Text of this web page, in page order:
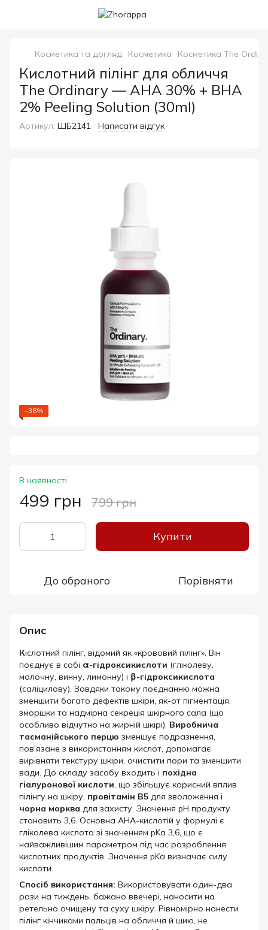
Косметика та догляд Косметика Косметика The
Кислотний пілінг для обличчя
The Ordinary — AHA 30% + BHA
2% Peeling Solution (30ml)
Артикул: ШБ2141 Написати відгук
−38%
В наявності
499 грн 799 грн
Купити
До обраного Порівняти
Опис
Кіслотний пілінг, відомий як «крововий пілінг». Він
поєднує в собі α-гідроксикислоти (гліколеву,
молочну, винну, лимонну) і β-гідроксикислота
(саліцилову). Завдяки такому поєднанню можна
зменшити багато дефектів шкіри, як-от пігментація,
зморшки та надмірна секреція шкірного сала (що
особливо відчутно на жирній шкірі). Виробнича
тасманійського перцю зменшує подразнення,
пов'язане з використанням кислот, допомагає
вирівняти текстуру шкіри, очистити пори та зменшити
вади. До складу засобу входить і похідна
гіалуронової кислоти, що збільшує корисний вплив
пілінгу на шкіру, провітамін В5 для зволоження і
чорна морква для захисту. Значення pH продукту
становить 3,6. Основна AHA-кислотій у формулі є
гліколева кислота зі значенням pKa 3,6, що є
найважливішим параметром під час розроблення
кислотних продуктів. Значення pKa визначає силу
кислоти.
Спосіб використання: Використовувати один-два
рази на тиждень, бажано ввечері, наносити на
ретельно очищену та суху шкіру. Рівномірно нанести
пілінг кінчиками пальців на обличчя й шию, не